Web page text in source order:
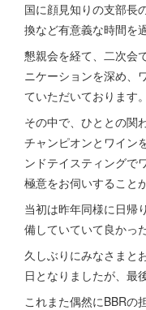
国に顔見知りの支部長
換など有意義な時間を
懇親会を経て、二次会
ニケーションを深め、
ていただいております。
その中で、ひととの関
チャンピオンとワイン
ンドテイスティングで
極意をお伺いすること
当初は昨年同様に日帰
備していていて良かっ
久しぶりにみなさまと
日となりましたが、最
これまた偶然にBBRの